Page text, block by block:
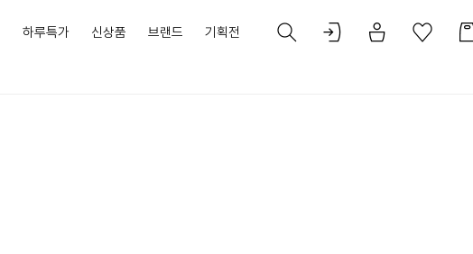
하루특가 신상품 브랜드 기획전